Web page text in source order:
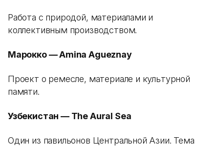
Работа с природой, материалами и
коллективным производством.
Марокко — Amina Agueznay
Проект о ремесле, материале и культурной
памяти.
Узбекистан — The Aural Sea
Один из павильонов Центральной Азии. Тема